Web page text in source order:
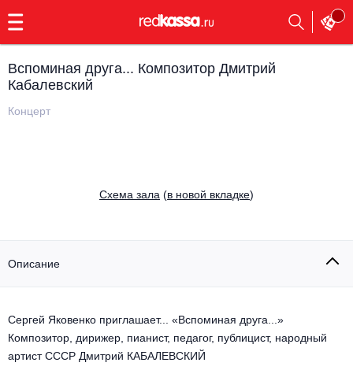
Выбрать другой город
23:00
Заказать
обратный
Концерты на теплоходе
Поп и эстрада
Все события
Все события
Другое для детей
Вспоминая друга... Композитор Дмитрий
Кабалевский
Концерт
Cхема зала (в новой вкладке)
Описание
Сергей Яковенко приглашает... «Вспоминая друга...»
Композитор, дирижер, пианист, педагог, публицист, народный
артист СССР Дмитрий КАБАЛЕВСКИЙ